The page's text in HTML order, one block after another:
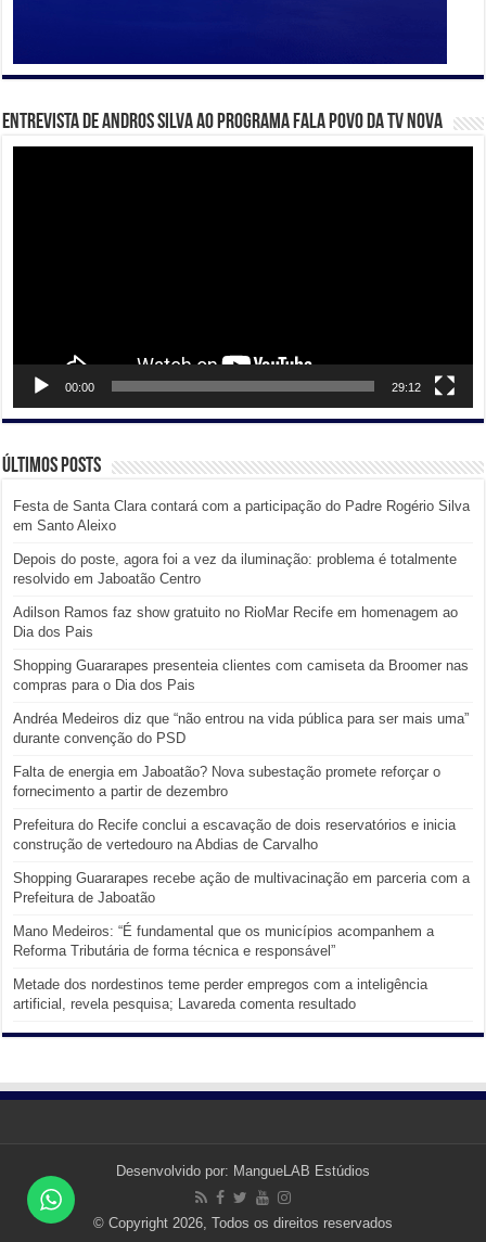
Entrevista de Andros Silva ao programa Fala Povo da TV Nova
00:00 29:12
Últimos posts
Festa de Santa Clara contará com a participação do Padre Rogério Silva
em Santo Aleixo
Depois do poste, agora foi a vez da iluminação: problema é totalmente
resolvido em Jaboatão Centro
Adilson Ramos faz show gratuito no RioMar Recife em homenagem ao
Dia dos Pais
Shopping Guararapes presenteia clientes com camiseta da Broomer nas
compras para o Dia dos Pais
Andréa Medeiros diz que “não entrou na vida pública para ser mais uma”
durante convenção do PSD
Falta de energia em Jaboatão? Nova subestação promete reforçar o
fornecimento a partir de dezembro
Prefeitura do Recife conclui a escavação de dois reservatórios e inicia
construção de vertedouro na Abdias de Carvalho
Shopping Guararapes recebe ação de multivacinação em parceria com a
Prefeitura de Jaboatão
Mano Medeiros: “É fundamental que os municípios acompanhem a
Reforma Tributária de forma técnica e responsável”
Metade dos nordestinos teme perder empregos com a inteligência
artificial, revela pesquisa; Lavareda comenta resultado
Desenvolvido por: MangueLAB Estúdios
© Copyright 2026, Todos os direitos reservados